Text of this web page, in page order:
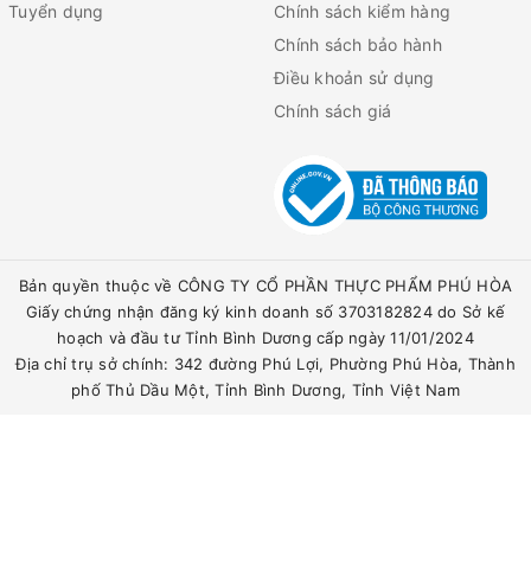
Tuyển dụng
Chính sách kiểm hàng
Chính sách bảo hành
Điều khoản sử dụng
Chính sách giá
Bản quyền thuộc về CÔNG TY CỔ PHẦN THỰC PHẨM PHÚ HÒA
Giấy chứng nhận đăng ký kinh doanh số 3703182824 do Sở kế
hoạch và đầu tư Tỉnh Bình Dương cấp ngày 11/01/2024
Địa chỉ trụ sở chính: 342 đường Phú Lợi, Phường Phú Hòa, Thành
phố Thủ Dầu Một, Tỉnh Bình Dương, Tỉnh Việt Nam